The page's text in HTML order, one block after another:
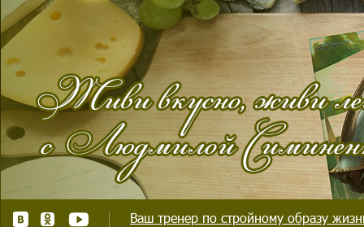
Ваш тренер по стройному образу